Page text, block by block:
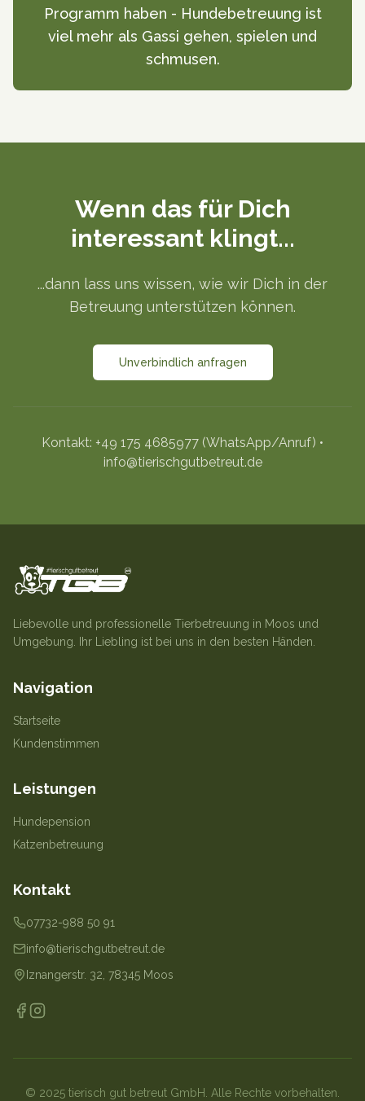
Programm haben - Hundebetreuung ist
viel mehr als Gassi gehen, spielen und
schmusen.
Wenn das für Dich
interessant klingt...
...dann lass uns wissen, wie wir Dich in der
Betreuung unterstützen können.
Unverbindlich anfragen
Kontakt: +49 175 4685977 (WhatsApp/Anruf) •
info@tierischgutbetreut.de
Liebevolle und professionelle Tierbetreuung in Moos und
Umgebung. Ihr Liebling ist bei uns in den besten Händen.
Navigation
Startseite
Kundenstimmen
Leistungen
Hundepension
Katzenbetreuung
Kontakt
07732-988 50 91
info@tierischgutbetreut.de
Iznangerstr. 32, 78345 Moos
© 2025 tierisch gut betreut GmbH. Alle Rechte vorbehalten.